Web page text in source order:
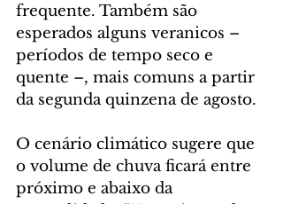
frequente. Também são
esperados alguns veranicos –
períodos de tempo seco e
quente –, mais comuns a partir
da segunda quinzena de agosto.
O cenário climático sugere que
o volume de chuva ficará entre
próximo e abaixo da